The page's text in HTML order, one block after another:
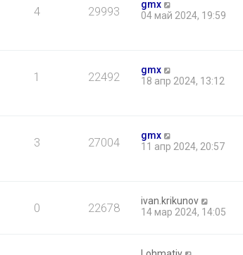
4 29993
gmx
04 май 2024, 19:59
1 22492
gmx
18 апр 2024, 13:12
3 27004
gmx
11 апр 2024, 20:57
0 22678
ivan.krikunov
14 мар 2024, 14:05